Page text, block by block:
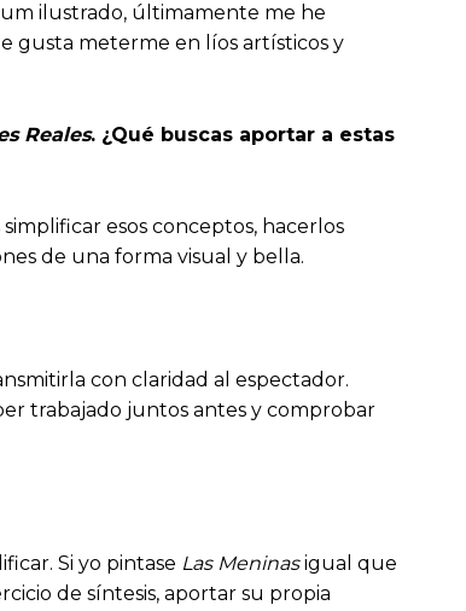
ilustrado, últimamente me he
gusta meterme en líos artísticos y
Reales. ¿Qué buscas aportar a estas
esos conceptos, hacerlos
de una forma visual y bella.
con claridad al espectador.
trabajado juntos antes y comprobar
Si yo pintase Las Meninasigual que
de síntesis, aportar su propia